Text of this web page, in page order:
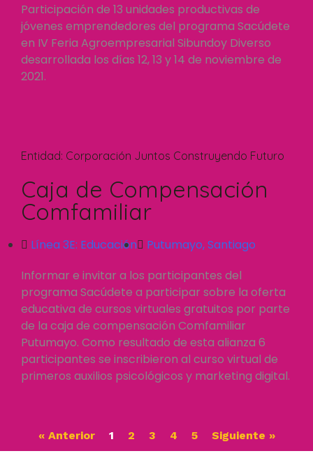
Participación de 13 unidades productivas de
jóvenes emprendedores del programa Sacúdete
en IV Feria Agroempresarial Sibundoy Diverso
desarrollada los días 12, 13 y 14 de noviembre de
2021.
Entidad: Corporación Juntos Construyendo Futuro
Caja de Compensación
Comfamiliar
Línea 3E: Educación Putumayo,Santiago
Informar e invitar a los participantes del
programa Sacúdete a participar sobre la oferta
educativa de cursos virtuales gratuitos por parte
de la caja de compensación Comfamiliar
Putumayo. Como resultado de esta alianza 6
participantes se inscribieron al curso virtual de
primeros auxilios psicológicos y marketing digital.
« Anterior 1 2 3 4 5 Siguiente »